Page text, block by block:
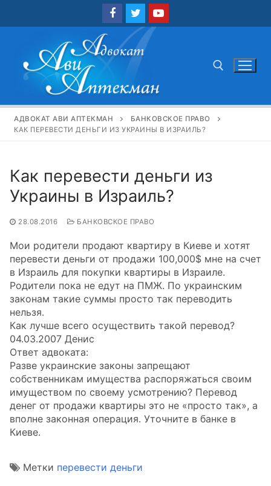
Найти:
АДВОКАТ АВИ АПТЕКМАН
БАНКОВСКОЕ ПРАВО
КАК ПЕРЕВЕСТИ ДЕНЬГИ ИЗ УКРАИНЫ В ИЗРАИЛЬ?
Как перевести деньги из
Украины в Израиль?
28.08.2016 БАНКОВСКОЕ ПРАВО
Мои родители продают квартиру в Киеве и хотят
перевести деньги от продажи 100,000$ мне на счет
в Израиль для покупки квартиры в Израиле.
Родители пока не едут на ПМЖ. По украинским
законам такие суммы просто так переводить
нельзя.
Как лучше всего осуществить такой перевод?
04.03.2007 Денис
Ответ адвоката:
Разве украинские законы запрещают
собственникам имущества распоряжаться своим
имуществом по своему усмотрению? Перевод
денег от продажи квартиры это не «просто так», а
вполне законная операция. Уточните в банке в
Киеве.
Метки перевести деньги